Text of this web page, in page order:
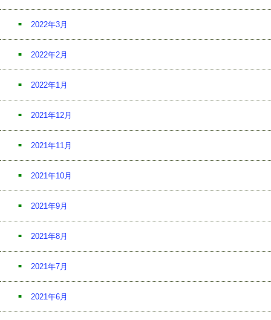
2022年3月
2022年2月
2022年1月
2021年12月
2021年11月
2021年10月
2021年9月
2021年8月
2021年7月
2021年6月